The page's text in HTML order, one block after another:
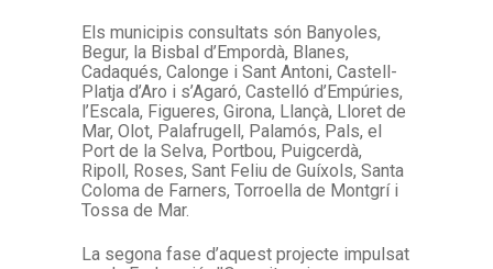
Els municipis consultats són Banyoles,
Begur, la Bisbal d’Empordà, Blanes,
Cadaqués, Calonge i Sant Antoni, Castell-
Platja d’Aro i s’Agaró, Castelló d’Empúries,
l’Escala, Figueres, Girona, Llançà, Lloret de
Mar, Olot, Palafrugell, Palamós, Pals, el
Port de la Selva, Portbou, Puigcerdà,
Ripoll, Roses, Sant Feliu de Guíxols, Santa
Coloma de Farners, Torroella de Montgrí i
Tossa de Mar.
La segona fase d’aquest projecte impulsat